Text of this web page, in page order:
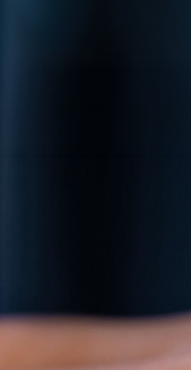
um jeden Schritt,
und garantieren
anderswo ein
Unser
Wir stehen hinter
Garantie gegen
keine Sorgen